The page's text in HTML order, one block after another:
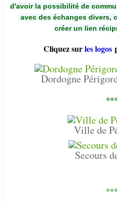
d'avoir la possibilité de
avec des échanges divers,
créer un lien
Cliquez surles logos
Dordogne
Ville de
Secours
***